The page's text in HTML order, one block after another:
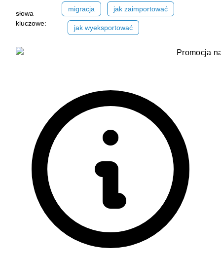
słowa
kluczowe:
migracja jak zaimportować
jak wyeksportować